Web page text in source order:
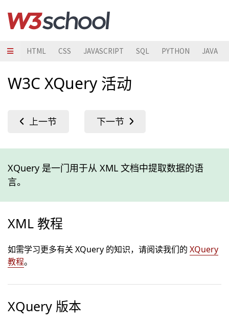
HTML CSS JAVASCRIPT SQL PYTHON JAVA
W3C XQuery 活动
XQuery 是一门用于从 XML 文档中提取数据的语
言。
XML 教程
如需学习更多有关 XQuery 的知识，请阅读我们的 XQuery
教程。
XQuery 版本